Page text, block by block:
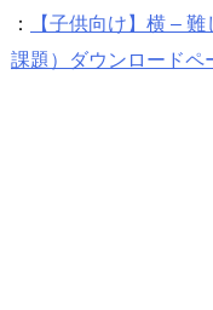
：
【子供向け】横 –
課題）ダウンロードペ